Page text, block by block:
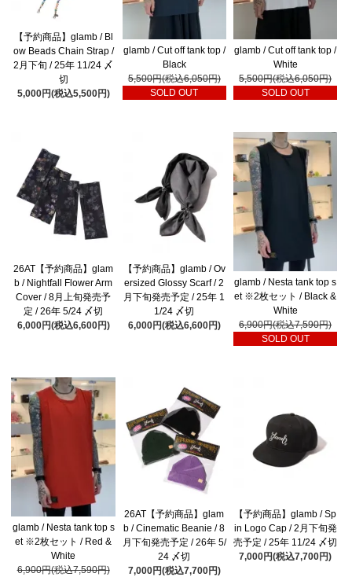
【予約商品】glamb / Bl
ow Beads Chain Strap /
2月下旬 / 25年 11/24 〆
切
5,000円(税込5,500円)
glamb / Cut off tank top /
Black
5,500円(税込6,050円)
SOLD OUT
glamb / Cut off tank top /
White
5,500円(税込6,050円)
SOLD OUT
26AT【予約商品】glam
b / Nightfall Flower Arm
Cover / 8月上旬発売予
定 / 26年 5/24 〆切
6,000円(税込6,600円)
【予約商品】glamb / Ov
ersized Glossy Scarf / 2
月下旬発売予定 / 25年 1
1/24 〆切
6,000円(税込6,600円)
glamb / Nesta tank top s
et ※2枚セット / Black &
White
6,900円(税込7,590円)
SOLD OUT
glamb / Nesta tank top s
et ※2枚セット / Red &
White
6,900円(税込7,590円)
26AT【予約商品】glam
b / Cinematic Beanie / 8
月下旬発売予定 / 26年 5/
24 〆切
7,000円(税込7,700円)
【予約商品】glamb / Sp
in Logo Cap / 2月下旬発
売予定 / 25年 11/24 〆切
7,000円(税込7,700円)